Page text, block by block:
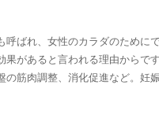
ばれ、女性のカラダのため
があると言われる理由からです
筋肉調整、消化促進など。